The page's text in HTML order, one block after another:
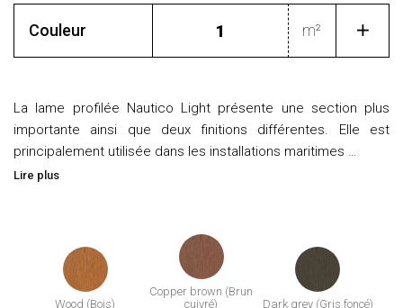
Couleur m²
La lame profilée Nautico Light présente une section plus
importante ainsi que deux finitions différentes. Elle est
principalement utilisée dans les installations maritimes …
Lire plus
Wood (Bois)
Copper brown (Brun
cuivré)
Dark grey (Gris foncé)